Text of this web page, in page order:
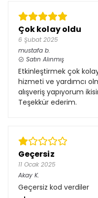
Çok kolay oldu
6 Şubat 2025
mustafa b.
Satın Alınmış
Etkinleştirmek çok
hizmeti ve yardımcı
alışveriş yapıyorum
Teşekkür ederim.
Geçersiz
11 Ocak 2025
Akay K.
Geçersiz kod verdiler